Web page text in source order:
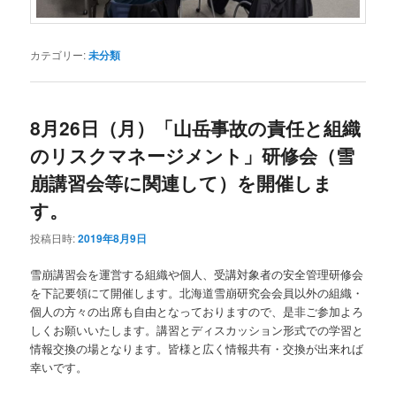
カテゴリー:未分類
8月26日（月）「山岳事故の責任と組織
のリスクマネージメント」研修会（雪
崩講習会等に関連して）を開催しま
す。
投稿日時:2019年8月9日
雪崩講習会を運営する組織や個人、受講対象者の安全管理研修会
を下記要領にて開催します。北海道雪崩研究会会員以外の組織・
個人の方々の出席も自由となっておりますので、是非ご参加よろ
しくお願いいたします。講習とディスカッション形式での学習と
情報交換の場となります。皆様と広く情報共有・交換が出来れば
幸いです。